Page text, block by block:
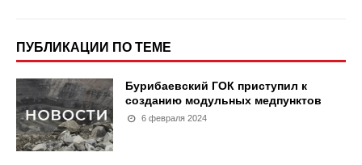
ПУБЛИКАЦИИ ПО ТЕМЕ
Бурибаевский ГОК приступил к
созданию модульных медпунктов
6 февраля 2024